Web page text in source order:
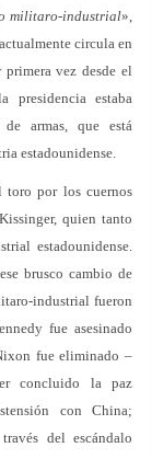
militaro-industrial»,
circula en
vez desde el
presidencia estaba
armas, que está
estadounidense.
toro por los cuernos
quien tanto
estadounidense.
brusco cambio de
industrial fueron
fue asesinado
fue eliminado –
concluido la paz
con China;
del escándalo